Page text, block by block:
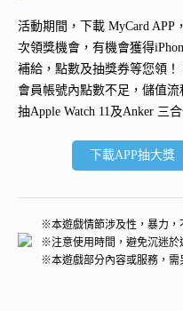
活動期間，下載 MyCard APP
次領獎機會，有機會獲得
補給，點數及抽獎券等您領！
會員帳號內點數不足，儲值
抽Apple Watch 11及Anker 三
下載APP抽大獎
※本遊戲情節涉及性，暴力，
※注意使用時間，避免沉迷於
※本遊戲部分內容或服務，需